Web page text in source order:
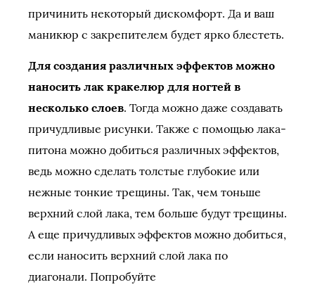
причинить некоторый дискомфорт. Да и ваш
маникюр с закрепителем будет ярко блестеть.
Для создания различных эффектов можно
наносить лак кракелюр для ногтей в
несколько слоев. Тогда можно даже создавать
причудливые рисунки. Также с помощью лака-
питона можно добиться различных эффектов,
ведь можно сделать толстые глубокие или
нежные тонкие трещины. Так, чем тоньше
верхний слой лака, тем больше будут трещины.
А еще причудливых эффектов можно добиться,
если наносить верхний слой лака по
диагонали. Попробуйте